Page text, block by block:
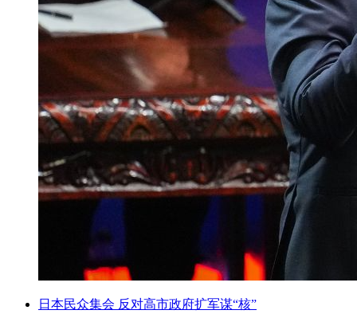
日本民众集会 反对高市政府扩军谋“核”